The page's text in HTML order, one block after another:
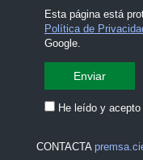
Esta página está
Política de
Google.
He leído y acepto
CONTACTA